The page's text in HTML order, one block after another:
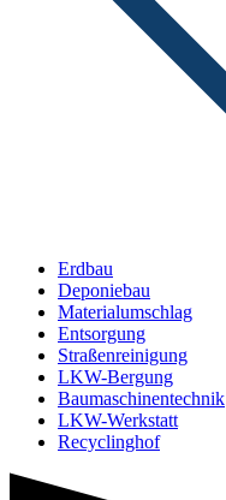
Erdbau
Deponiebau
Materialumschlag
Entsorgung
Straßenreinigung
LKW-Bergung
Baumaschinen­technik
LKW-Werkstatt
Recyclinghof